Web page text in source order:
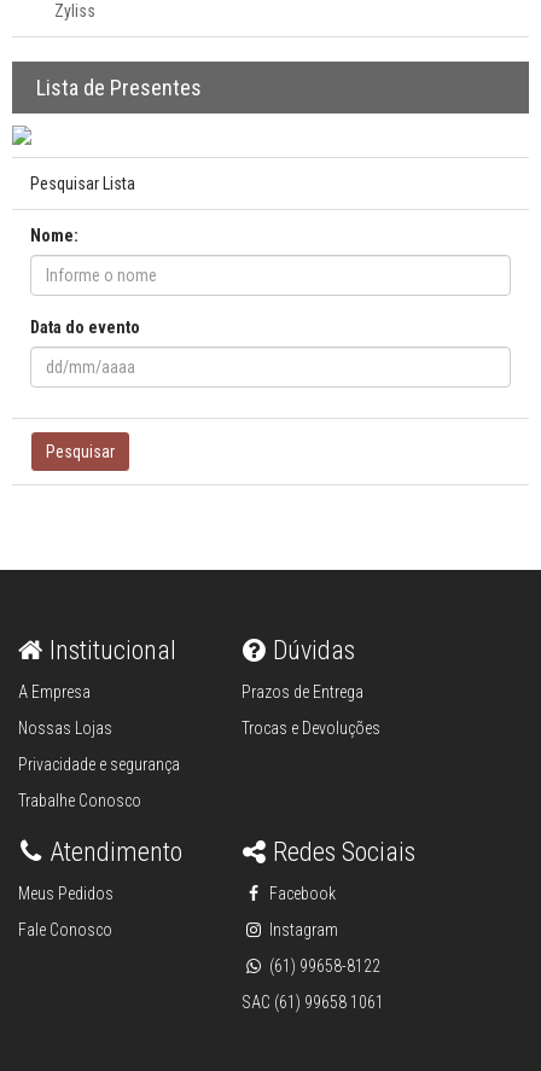
Zyliss
Lista de Presentes
Pesquisar Lista
Nome:
Data do evento
Pesquisar
Institucional
A Empresa
Nossas Lojas
Privacidade e segurança
Trabalhe Conosco
Dúvidas
Prazos de Entrega
Trocas e Devoluções
Atendimento
Meus Pedidos
Fale Conosco
Redes Sociais
Facebook
Instagram
(61) 99658-8122
SAC (61) 99658 1061